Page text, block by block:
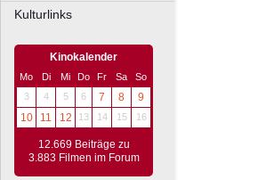
Kulturlinks
Kinokalender
Mo Di Mi Do Fr Sa
So
3
4 5 6 7 8
9
10
11 12 13 14 15 16
12.669 Beiträge zu
3.883 Filmen im Forum